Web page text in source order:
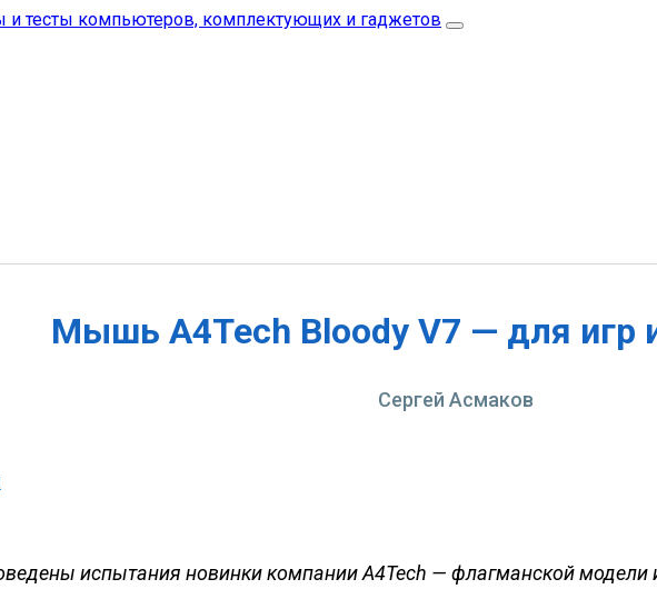
Мышь A4Tech Bloody V7 — для игр
Сергей Асмаков
испытания новинки компании A4Tech — флагманской модели